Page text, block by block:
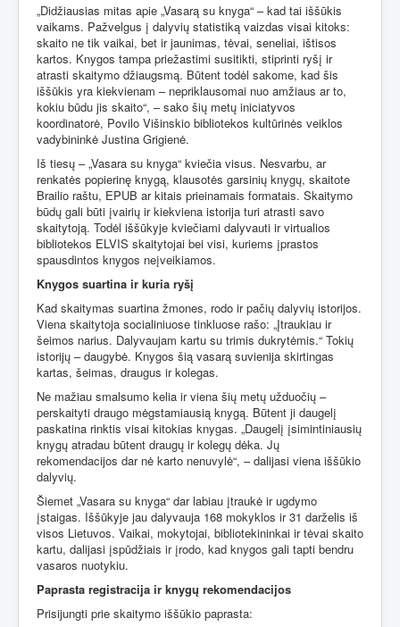
„Didžiausias mitas apie „Vasarą su knyga“ – kad tai iššūkis
vaikams. Pažvelgus į dalyvių statistiką vaizdas visai kitoks:
skaito ne tik vaikai, bet ir jaunimas, tėvai, seneliai, ištisos
kartos. Knygos tampa priežastimi susitikti, stiprinti ryšį ir
atrasti skaitymo džiaugsmą. Būtent todėl sakome, kad šis
iššūkis yra kiekvienam – nepriklausomai nuo amžiaus ar to,
kokiu būdu jis skaito“, – sako šių metų iniciatyvos
koordinatorė, Povilo Višinskio bibliotekos kultūrinės veiklos
vadybininkė Justina Grigienė.
Iš tiesų – „Vasara su knyga“ kviečia visus. Nesvarbu, ar
renkatės popierinę knygą, klausotės garsinių knygų, skaitote
Brailio raštu, EPUB ar kitais prieinamais formatais. Skaitymo
būdų gali būti įvairių ir kiekviena istorija turi atrasti savo
skaitytoją. Todėl iššūkyje kviečiami dalyvauti ir virtualios
bibliotekos ELVIS skaitytojai bei visi, kuriems įprastos
spausdintos knygos neįveikiamos.
Knygos suartina ir kuria ryšį
Kad skaitymas suartina žmones, rodo ir pačių dalyvių istorijos.
Viena skaitytoja socialiniuose tinkluose rašo: „Įtraukiau ir
šeimos narius. Dalyvaujam kartu su trimis dukrytėmis.“ Tokių
istorijų – daugybė. Knygos šią vasarą suvienija skirtingas
kartas, šeimas, draugus ir kolegas.
Ne mažiau smalsumo kelia ir viena šių metų užduočių –
perskaityti draugo mėgstamiausią knygą. Būtent ji daugelį
paskatina rinktis visai kitokias knygas. „Daugelį įsimintiniausių
knygų atradau būtent draugų ir kolegų dėka. Jų
rekomendacijos dar nė karto nenuvylė“, – dalijasi viena iššūkio
dalyvių.
Šiemet „Vasara su knyga“ dar labiau įtraukė ir ugdymo
įstaigas. Iššūkyje jau dalyvauja 168 mokyklos ir 31 darželis iš
visos Lietuvos. Vaikai, mokytojai, bibliotekininkai ir tėvai skaito
kartu, dalijasi įspūdžiais ir įrodo, kad knygos gali tapti bendru
vasaros nuotykiu.
Paprasta registracija ir knygų rekomendacijos
Prisijungti prie skaitymo iššūkio paprasta: